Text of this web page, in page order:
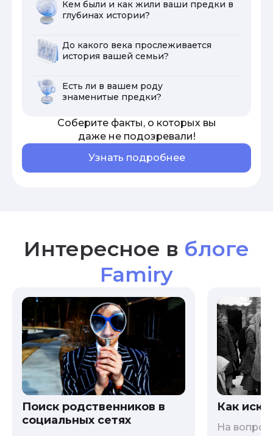
Кем были и как жили ваши предки в
глубинах истории?
До какого века прослеживается
история вашей семьи?
Есть ли в вашем роду
знаменитые предки?
Соберите факты, о которых вы
даже не подозревали!
Узнать подробнее
Интересное в блоге
Famiry
Поиск родственников в
социальных сетях
Как
На вопрос